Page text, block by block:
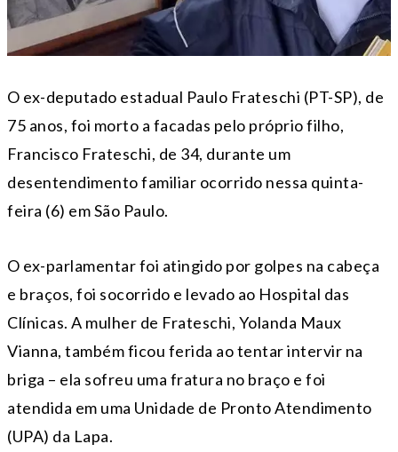
O ex-deputado estadual Paulo Frateschi (PT-SP), de
75 anos, foi morto a facadas pelo próprio filho,
Francisco Frateschi, de 34, durante um
desentendimento familiar ocorrido nessa quinta-
feira (6) em São Paulo.
O ex-parlamentar foi atingido por golpes na cabeça
e braços, foi socorrido e levado ao Hospital das
Clínicas. A mulher de Frateschi, Yolanda Maux
Vianna, também ficou ferida ao tentar intervir na
briga – ela sofreu uma fratura no braço e foi
atendida em uma Unidade de Pronto Atendimento
(UPA) da Lapa.